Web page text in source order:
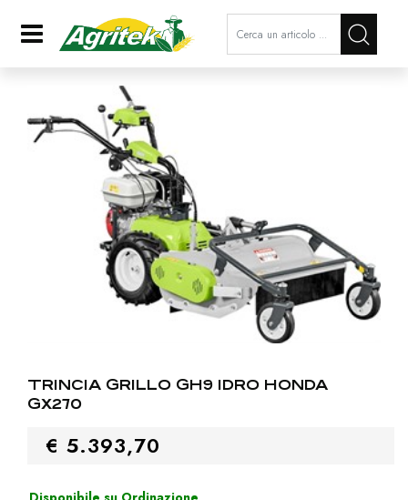
Open La modifica di un filtro
TRINCIA GRILLO GH9 IDRO HONDA
GX270
€ 5.393,70